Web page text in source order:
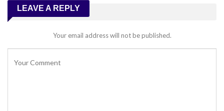
LEAVE A REPLY
Your email address will not be published.